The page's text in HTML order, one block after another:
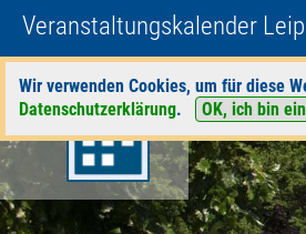
Veranstaltungskalender
Wir verwenden Cookies, um für diese
Datenschutzerklärung. OK, ich bin